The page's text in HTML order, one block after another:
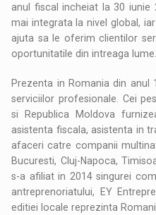
anul fiscal incheiat la 30 iunie
mai integrata la nivel global,
ajuta sa le oferim clientilor
oportunitatile din intreaga lume.
Prezenta in Romania din anul
serviciilor profesionale. Cei
si Republica Moldova
asistenta fiscala, asistenta in
afaceri catre companii
Bucuresti, Cluj-Napoca,
s-a afiliat in 2014 singurei
antreprenoriatului, EY
editiei locale reprezinta